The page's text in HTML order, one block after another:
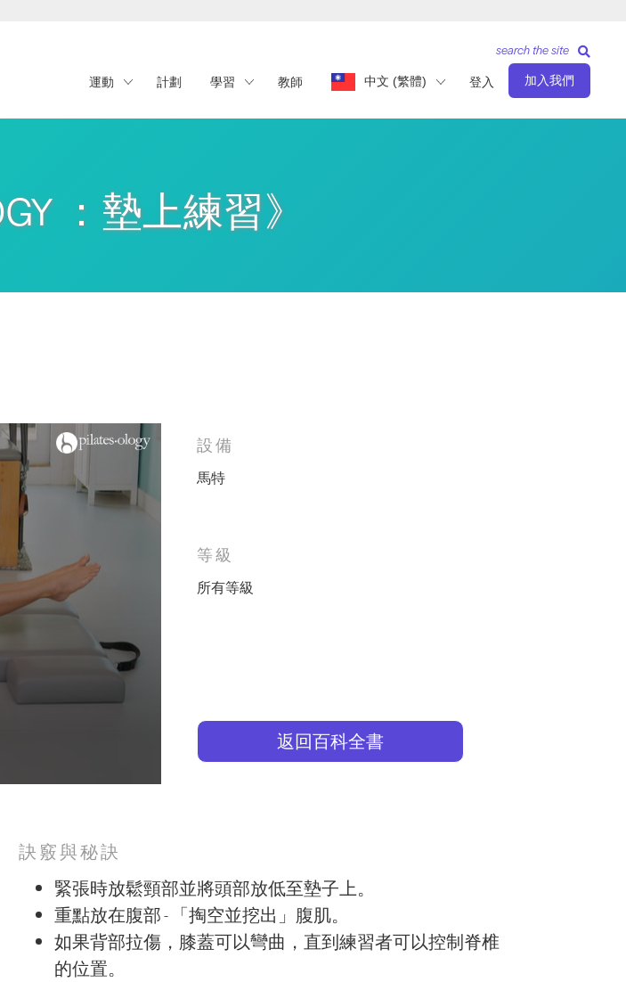
運動 計劃 學習 教師 中文 (繁體) 登入 加入我們
search the site
：墊上練習》
設備
馬特
等級
所有等級
返回百科全書
訣竅與秘訣
緊張時放鬆頸部並將頭部放低至墊子上。
重點放在腹部 - 「掏空並挖出」腹肌。
如果背部拉傷，膝蓋可以彎曲，直到練習者可以控制脊椎
的位置。